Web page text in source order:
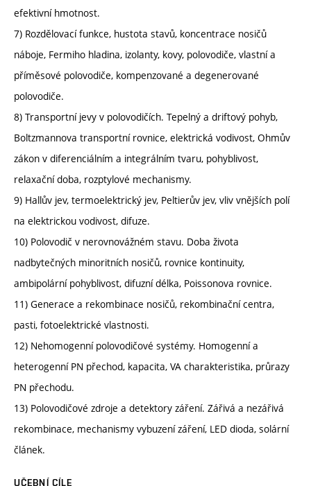
efektivní hmotnost.
7) Rozdělovací funkce, hustota stavů, koncentrace nosičů
náboje, Fermiho hladina, izolanty, kovy, polovodiče, vlastní a
příměsové polovodiče, kompenzované a degenerované
polovodiče.
8) Transportní jevy v polovodičích. Tepelný a driftový pohyb,
Boltzmannova transportní rovnice, elektrická vodivost, Ohmův
zákon v diferenciálním a integrálním tvaru, pohyblivost,
relaxační doba, rozptylové mechanismy.
9) Hallův jev, termoelektrický jev, Peltierův jev, vliv vnějších polí
na elektrickou vodivost, difuze.
10) Polovodič v nerovnovážném stavu. Doba života
nadbytečných minoritních nosičů, rovnice kontinuity,
ambipolární pohyblivost, difuzní délka, Poissonova rovnice.
11) Generace a rekombinace nosičů, rekombinační centra,
pasti, fotoelektrické vlastnosti.
12) Nehomogenní polovodičové systémy. Homogenní a
heterogenní PN přechod, kapacita, VA charakteristika, průrazy
PN přechodu.
13) Polovodičové zdroje a detektory záření. Zářivá a nezářivá
rekombinace, mechanismy vybuzení záření, LED dioda, solární
článek.
UČEBNÍ CÍLE